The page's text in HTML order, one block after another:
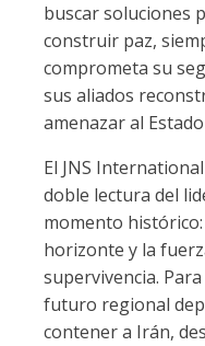
buscar soluciones
construir paz,
comprometa su
sus aliados
amenazar al
El JNS
doble lectura del
momento
horizonte y la
supervivencia.
futuro regional
contener a Irán,